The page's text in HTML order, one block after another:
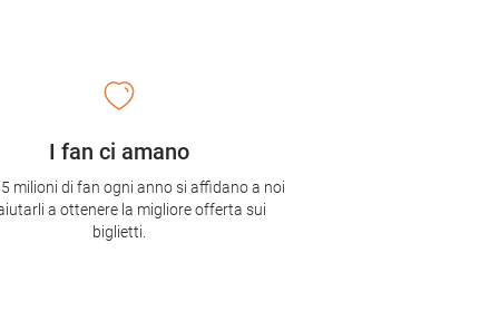
I fan ci amano
milioni di fan ogni anno si affidano a noi
a ottenere la migliore offerta sui
biglietti.